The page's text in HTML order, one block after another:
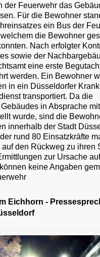
der Feuerwehr das
Für die Bewohner
ein Bus der
die Bewohner
Nach erfolgter
sowie der
eine erste
werden. Ein Bewohner
in ein Düsseldorfer
transportiert. Da die
in Absprache
wurde, sind die
innerhalb der Stadt
rund 80 Einsatzkräfte
den Rückweg zu ihren
zur Ursache
keine Angaben
Eichhorn -